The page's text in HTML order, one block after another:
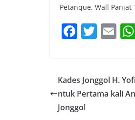
Petanque, Wall Panjat
F
e
b
o
T
er
E
l
Kades Jonggol H.
ntuk Pertama kali
Jonggol